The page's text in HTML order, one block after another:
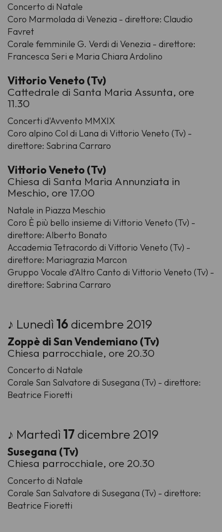
Concerto di Natale
Coro Marmolada di Venezia - direttore: Claudio
Favret
Corale femminile G. Verdi di Venezia - direttore:
Francesca Seri e Maria Chiara Ardolino
Vittorio Veneto (Tv)
Cattedrale di Santa Maria Assunta, ore
11.30
Concerti d'Avvento MMXIX
Coro alpino Col di Lana di Vittorio Veneto (Tv) -
direttore: Sabrina Carraro
Vittorio Veneto (Tv)
Chiesa di Santa Maria Annunziata in
Meschio, ore 17.00
Natale in Piazza Meschio
Coro È più bello insieme di Vittorio Veneto (Tv) -
direttore: Alberto Bonato
Accademia Tetracordo di Vittorio Veneto (Tv) -
direttore: Mariagrazia Marcon
Gruppo Vocale d'Altro Canto di Vittorio Veneto (Tv) -
direttore: Sabrina Carraro
♪ Lunedì16 dicembre 2019
Zoppè di San Vendemiano (Tv)
Chiesa parrocchiale, ore 20.30
Concerto di Natale
Corale San Salvatore di Susegana (Tv) - direttore:
Beatrice Fioretti
♪ Martedì17 dicembre 2019
Susegana (Tv)
Chiesa parrocchiale, ore 20.30
Concerto di Natale
Corale San Salvatore di Susegana (Tv) - direttore:
Beatrice Fioretti